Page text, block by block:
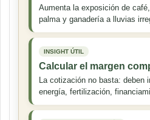
Aumenta la exposición de
palma y ganadería a lluvias
INSIGHT ÚTIL
Calcular el margen
La cotización no basta: deben
energía, fertilización,